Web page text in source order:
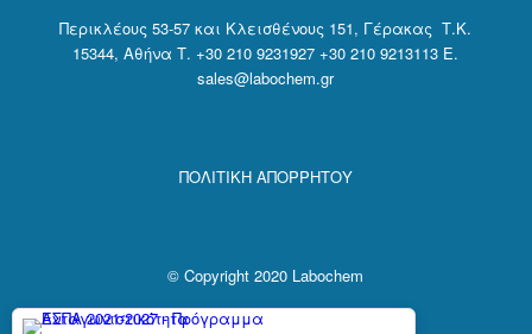
Περικλέους 53-57 και Κλεισθένους 151, Γέρακας Τ.Κ.
15344, ΑθήναΤ. +30 210 9231927 +30 210 9213113 E.
sales@labochem.gr
ΠΟΛΙΤΙΚΗ ΑΠΟΡΡΗΤΟΥ
© Copyright 2020 Labochem